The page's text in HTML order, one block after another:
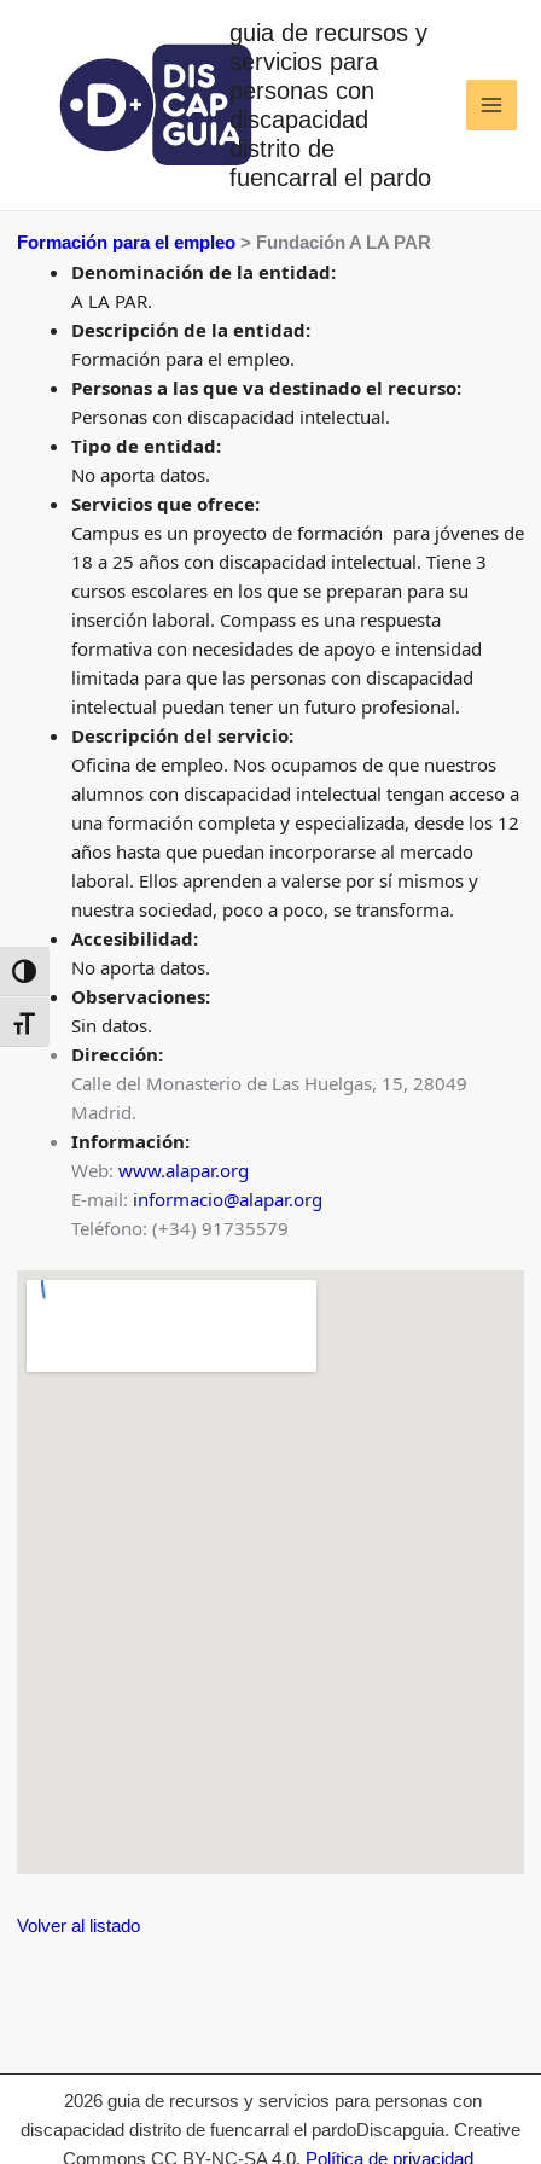
ALTERNAR ALTO CONTRASTE
ALTERNAR TAMAÑO DE LETRA
al
contenido
guia de recursos y
servicios para
personas con
discapacidad
distrito de
fuencarral el pardo
Formación para el empleo > Fundación A LA PAR
Denominación de la entidad:
A LA PAR.
Descripción de la entidad:
Formación para el empleo.
Personas a las que va destinado el recurso:
Personas con discapacidad intelectual.
Tipo de entidad:
No aporta datos.
Servicios que ofrece:
Campus es un proyecto de formación para jóvenes de
18 a 25 años con discapacidad intelectual. Tiene 3
cursos escolares en los que se preparan para su
inserción laboral. Compass es una respuesta
formativa con necesidades de apoyo e intensidad
limitada para que las personas con discapacidad
intelectual puedan tener un futuro profesional.
Descripción del servicio:
Oficina de empleo. Nos ocupamos de que nuestros
alumnos con discapacidad intelectual tengan acceso a
una formación completa y especializada, desde los 12
años hasta que puedan incorporarse al mercado
laboral. Ellos aprenden a valerse por sí mismos y
nuestra sociedad, poco a poco, se transforma.
Accesibilidad:
No aporta datos.
Observaciones:
Sin datos.
Dirección:
Calle del Monasterio de Las Huelgas, 15, 28049
Madrid.
Información:
Web: www.alapar.org
E-mail: informacio@alapar.org
Teléfono: (+34) 91735579
Volver al listado
2026 guia de recursos y servicios para personas con
discapacidad distrito de fuencarral el pardoDiscapguia. Creative
Commons CC BY-NC-SA 4.0. Política de privacidad